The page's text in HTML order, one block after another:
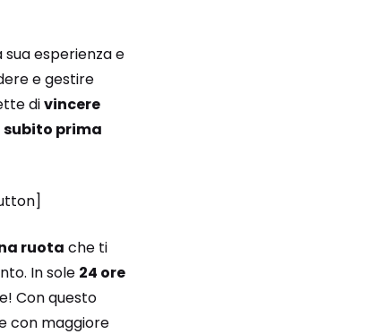
esperienza e
e gestire
divincere
prima
ruota che ti
In sole 24 ore
Con questo
con maggiore